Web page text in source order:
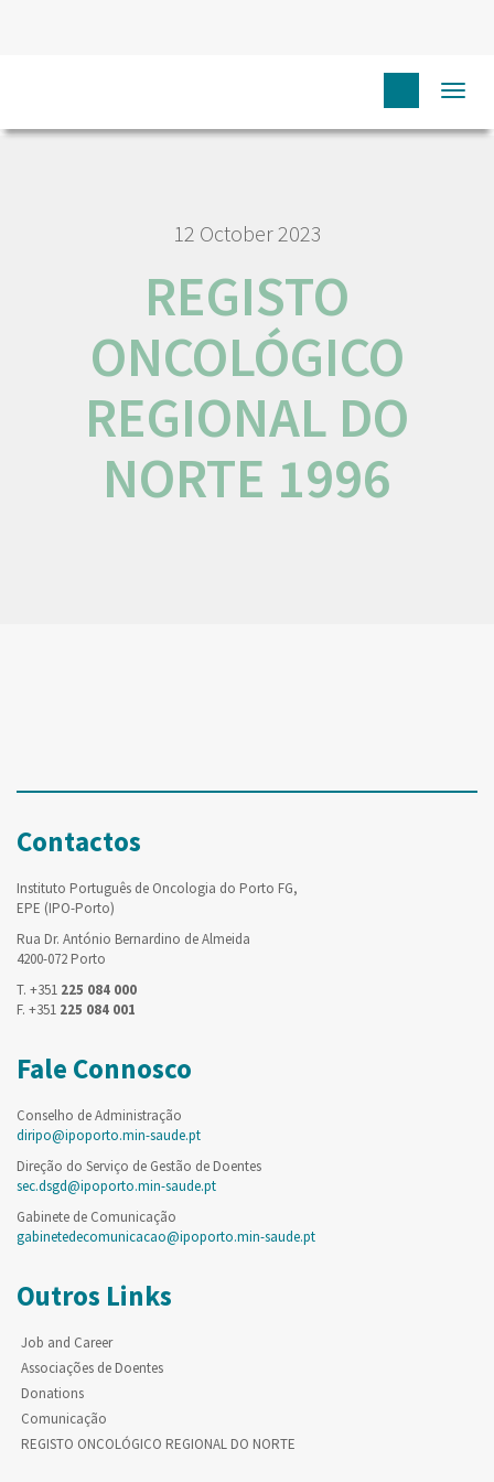
REGISTO ONCOLÓGICO
12 October 2023
REGISTO
ONCOLÓGICO
REGIONAL DO
NORTE 1996
Contactos
Instituto Português de Oncologia do Porto FG,
EPE (IPO-Porto)
Rua Dr. António Bernardino de Almeida
4200-072 Porto
T. +351 225 084 000
F. +351 225 084 001
Fale Connosco
Conselho de Administração
diripo@ipoporto.min-saude.pt
Direção do Serviço de Gestão de Doentes
sec.dsgd@ipoporto.min-saude.pt
Gabinete de Comunicação
gabinetedecomunicacao@ipoporto.min-saude.pt
Outros Links
Job and Career
Associações de Doentes
Donations
Comunicação
REGISTO ONCOLÓGICO REGIONAL DO NORTE